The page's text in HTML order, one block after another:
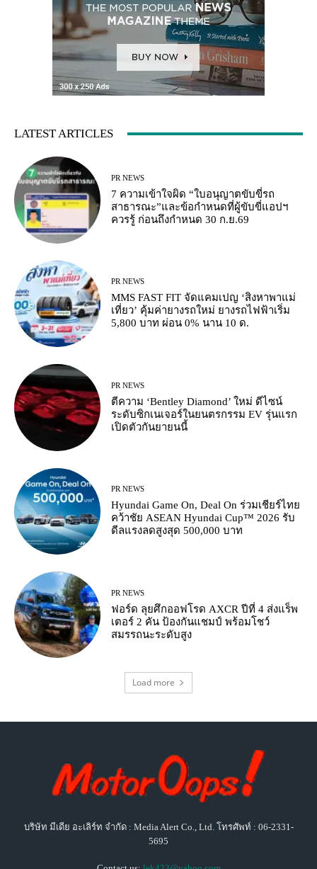
LATEST ARTICLES
PR NEWS
7 ความเข้าใจผิด “ใบอนุญาตขับขี่รถ
สาธารณะ”และข้อกำหนดที่ผู้ขับขี่แอปฯ
ควรรู้ ก่อนถึงกำหนด 30 ก.ย.69
PR NEWS
MMS FAST FIT จัดแคมเปญ ‘สิงหาพาแม่
เที่ยว’ คุ้มค่ายางรถใหม่ ยางรถไฟฟ้าเริ่ม
5,800 บาท ผ่อน 0% นาน 10 ด.
PR NEWS
ตีความ ‘Bentley Diamond’ ใหม่ ดีไซน์
ระดับซิกเนเจอร์ในยนตรกรรม EV รุ่นแรก
เปิดตัวกันยายนนี้
PR NEWS
Hyundai Game On, Deal On ร่วมเชียร์ไทย
คว้าชัย ASEAN Hyundai Cup™ 2026 รับ
ดีลแรงลดสูงสุด 500,000 บาท
PR NEWS
ฟอร์ด ลุยศึกออฟโรด AXCR ปีที่ 4 ส่งแร็พ
เตอร์ 2 คัน ป้องกันแชมป์ พร้อมโชว์
สมรรถนะระดับสูง
Load more
บริษัท มีเดีย อะเลิร์ท จำกัด : Media Alert Co., Ltd. โทรศัพท์ : 06-2331-
5695